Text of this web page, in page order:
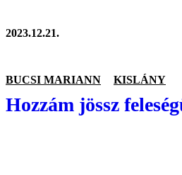
2023.12.21.
BUCSI MARIANN KISLÁNY
Hozzám jössz